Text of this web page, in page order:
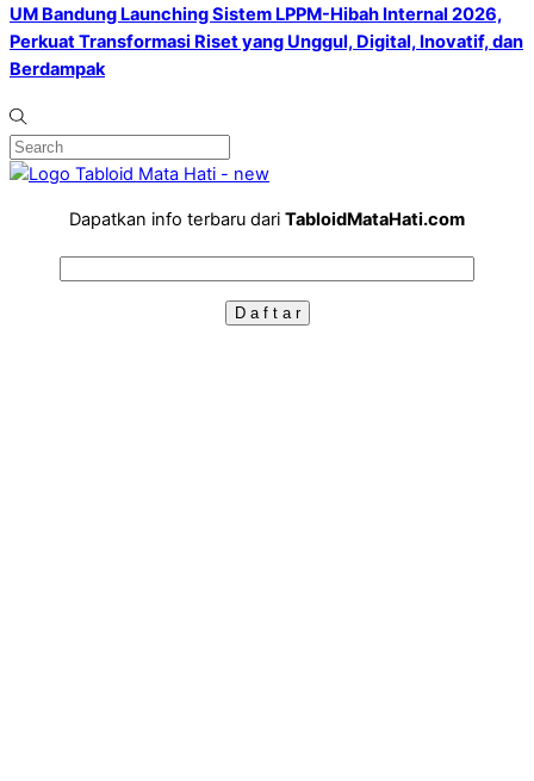
UM Bandung Launching Sistem LPPM-Hibah Internal 2026,
Perkuat Transformasi Riset yang Unggul, Digital, Inovatif, dan
Berdampak
Dapatkan info terbaru dari TabloidMataHati.com